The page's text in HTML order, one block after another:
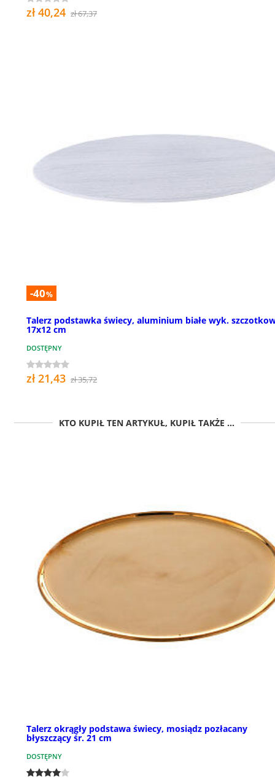
zł 40,24 zł 67,37
-40%
Talerz podstawka świecy, aluminium białe wyk.
17x12 cm
DOSTĘPNY
zł 21,43 zł 35,72
KTO KUPIŁ TEN ARTYKUŁ, KUPIŁ TAKŻE ...
Talerz okrągły podstawa świecy, mosiądz pozłacany
błyszczący śr. 21 cm
DOSTĘPNY